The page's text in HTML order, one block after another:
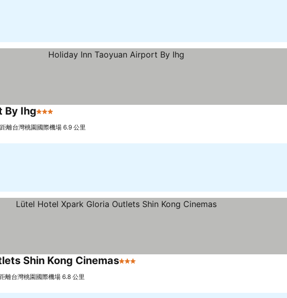
By Ihg3 星級
距離台灣桃園國際機場 6.9 公里
Shin Kong Cinemas3 星級
離台灣桃園國際機場 6.8 公里